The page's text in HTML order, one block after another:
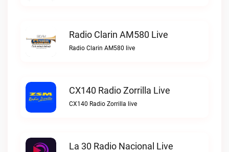
Radio Clarin AM580 Live
Radio Clarin AM580 live
CX140 Radio Zorrilla Live
CX140 Radio Zorrilla live
La 30 Radio Nacional Live